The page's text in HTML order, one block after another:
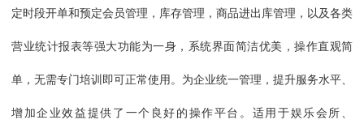
定时段开单和预定会员管理，库存管理，商品进出库管理，以及各类
营业统计报表等强大功能为一身，系统界面简洁优美，操作直观简
单，无需专门培训即可正常使用。为企业统一管理，提升服务水平、
增加企业效益提供了一个良好的操作平台。适用于娱乐会所、